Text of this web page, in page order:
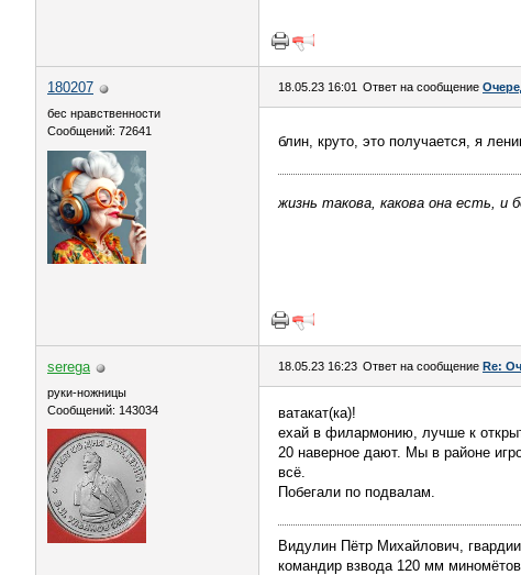
180207
бес нравственности
Сообщений: 72641
18.05.23 16:01 Ответ на сообщение
блин, круто, это получается, я
жизнь такова, какова она есть, и
serega
руки-ножницы
Сообщений: 143034
18.05.23 16:23 Ответ на сообщение Re:
ватакат(ка)!
ехай в филармонию, лучше к
20 наверное дают. Мы в районе
всё.
Побегали по подвалам.
Видулин Пётр Михайлович,
командир взвода 120 мм